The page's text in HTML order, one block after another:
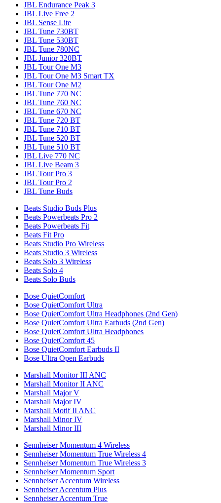
JBL Endurance Peak 3
JBL Live Free 2
JBL Sense Lite
JBL Tune 730BT
JBL Tune 530BT
JBL Tune 780NC
JBL Junior 320BT
JBL Tour One M3
JBL Tour One M3 Smart TX
JBL Tour One M2
JBL Tune 770 NC
JBL Tune 760 NC
JBL Tune 670 NC
JBL Tune 720 BT
JBL Tune 710 BT
JBL Tune 520 BT
JBL Tune 510 BT
JBL Live 770 NC
JBL Live Beam 3
JBL Tour Pro 3
JBL Tour Pro 2
JBL Tune Buds
Beats Studio Buds Plus
Beats Powerbeats Pro 2
Beats Powerbeats Fit
Beats Fit Pro
Beats Studio Pro Wireless
Beats Studio 3 Wireless
Beats Solo 3 Wireless
Beats Solo 4
Beats Solo Buds
Bose QuietComfort
Bose QuietComfort Ultra
Bose QuietComfort Ultra Headphones (2nd Gen)
Bose QuietComfort Ultra Earbuds (2nd Gen)
Bose QuietComfort Ultra Headphones
Bose QuietComfort 45
Bose QuietComfort Earbuds II
Bose Ultra Open Earbuds
Marshall Monitor III ANC
Marshall Monitor II ANC
Marshall Major V
Marshall Major IV
Marshall Motif II ANC
Marshall Minor IV
Marshall Minor III
Sennheiser Momentum 4 Wireless
Sennheiser Momentum True Wireless 4
Sennheiser Momentum True Wireless 3
Sennheiser Momentum Sport
Sennheiser Accentum Wireless
Sennheiser Accentum Plus
Sennheiser Accentum True